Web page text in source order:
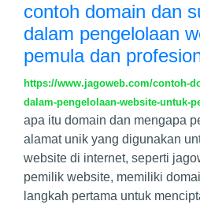
contoh domain dan
dalam pengelolaan
pemula dan
https://www.jagoweb.com/contoh-
dalam-pengelolaan-website-untuk-
apa itu domain dan mengapa
alamat unik yang digunakan
website di internet, seperti
pemilik website, memiliki
langkah pertama untuk